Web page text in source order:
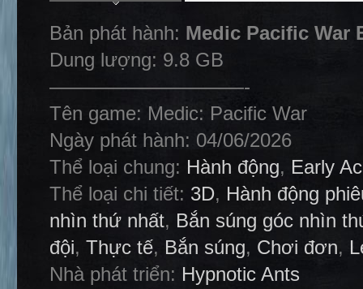
Bản phát hành: Medic Pacific War
Dung lượng: 9.8 GB
——————————-
Tên game: Medic: Pacific War
Ngày phát hành: 04/06/2026
Thể loại chung: Hành động, Early
Thể loại chi tiết: 3D, Hành động
nhìn thứ nhất, Bắn súng góc nhìn
đội, Thực tế, Bắn súng, Chơi đơn,
Nhà phát triển: Hypnotic Ants